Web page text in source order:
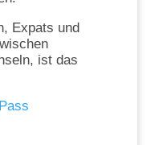
Expats und
ist das